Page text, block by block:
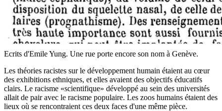
Ecrits d'Emile Yung. Une rue porte encore son nom à Genève.
Les théories racistes sur le développement humain étaient au cœur
des exhibitions ethniques, et elles avaient des objectifs éducatifs
clairs. Le racisme «scientifique» développé au sein des universités
allait de pair avec le racisme populaire. Les zoos humains étaient des
lieux où se rencontraient ces deux faces d'une même pièce.